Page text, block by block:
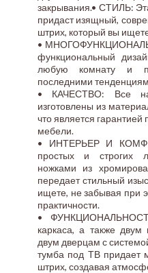
закрывания.• СТИЛЬ:
придаст изящный,
штрих, который вы
•
функциональный
любую комнату и
последними
• КАЧЕСТВО: Все
изготовлены из
что является
мебели.
• ИНТЕРЬЕР И
простых и строгих
ножками из
передает стильный
ищете, не забывая при
практичности.
•
каркаса, а также
двум дверцам с
тумба под ТВ придает
штрих, создавая